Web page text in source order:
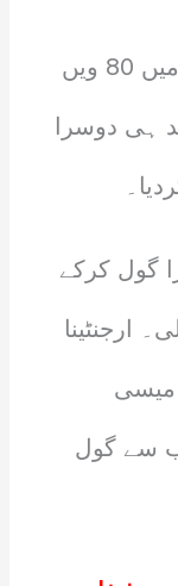
ارجنٹینا نے پہلا گول دوسرے ہاف میں 80 ویں
نے 3 منٹ بعد ہی دوسرا
گول کرکے
ارجنٹینا
میسی
سے گول